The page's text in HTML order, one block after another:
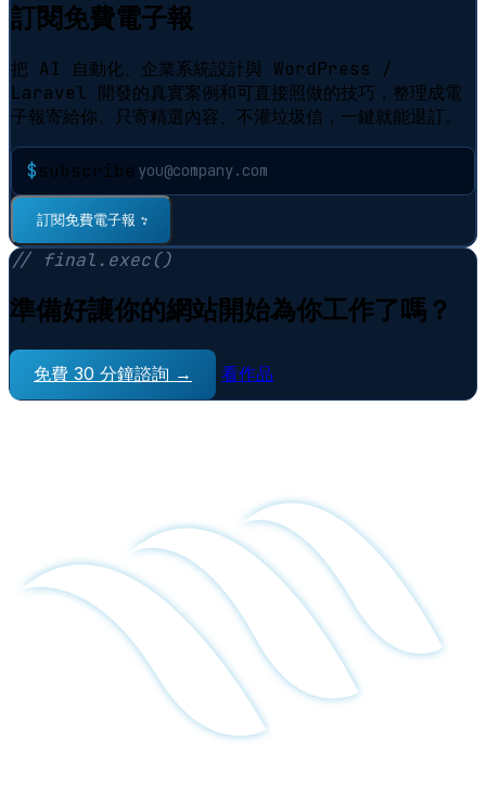
訂閱免費電子報
把 AI 自動化、企業系統設計與 WordPress /
Laravel 開發的真實案例和可直接照做的技巧，整理成電
子報寄給你。只寄精選內容、不灌垃圾信，一鍵就能退訂。
$subscribe
訂閱免費電子報 ⠋
// final.exec()
準備好讓你的網站開始為你工作了嗎？
免費 30 分鐘諮詢 → 看作品